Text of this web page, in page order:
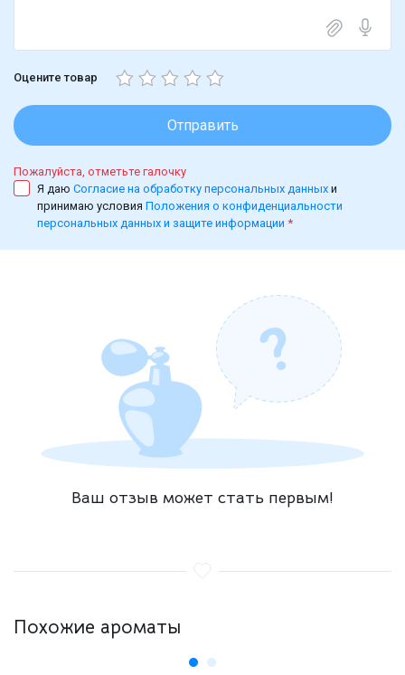
Оцените товар
Отправить
Пожалуйста, отметьте галочку
Я даю Согласие на обработку персональных данных и
принимаю условия Положения о конфиденциальности
персональных данных и защите информации *
Ваш отзыв может стать первым!
Похожие ароматы